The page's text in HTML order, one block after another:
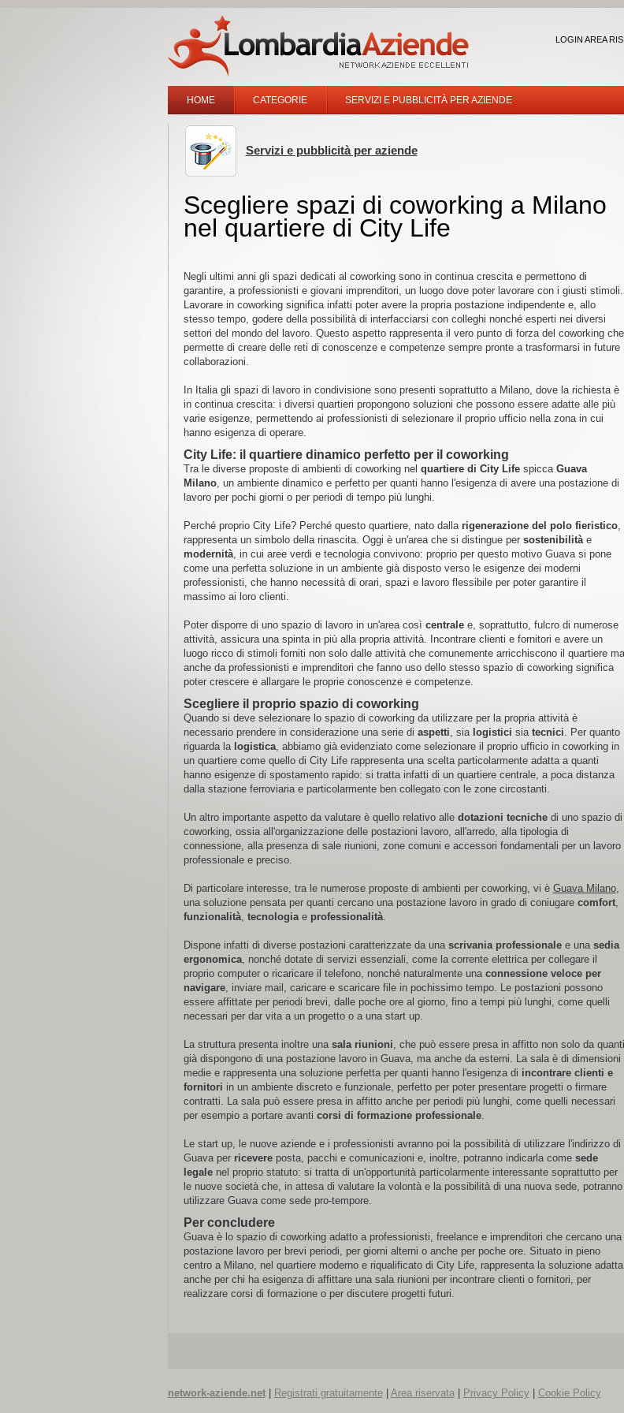
LOGIN AREA
HOME CATEGORIE SERVIZI E PUBBLICITÀ PER AZIENDE
Servizi e pubblicità per aziende
Scegliere spazi di coworking a Milano
nel quartiere di City Life
Negli ultimi anni gli spazi dedicati al coworking sono in continua crescita e permettono di
garantire, a professionisti e giovani imprenditori, un luogo dove poter lavorare con i giusti stimoli.
Lavorare in coworking significa infatti poter avere la propria postazione indipendente e, allo
stesso tempo, godere della possibilità di interfacciarsi con colleghi nonché esperti nei diversi
settori del mondo del lavoro. Questo aspetto rappresenta il vero punto di forza del coworking che
permette di creare delle reti di conoscenze e competenze sempre pronte a trasformarsi in future
collaborazioni.
In Italia gli spazi di lavoro in condivisione sono presenti soprattutto a Milano, dove la richiesta è
in continua crescita: i diversi quartieri propongono soluzioni che possono essere adatte alle più
varie esigenze, permettendo ai professionisti di selezionare il proprio ufficio nella zona in cui
hanno esigenza di operare.
City Life: il quartiere dinamico perfetto per il coworking
Tra le diverse proposte di ambienti di coworking nel quartiere di City Lifespicca Guava
Milano, un ambiente dinamico e perfetto per quanti hanno l'esigenza di avere una postazione di
lavoro per pochi giorni o per periodi di tempo più lunghi.
Perché proprio City Life? Perché questo quartiere, nato dalla rigenerazione del polo fieristico,
rappresenta un simbolo della rinascita. Oggi è un'area che si distingue per sostenibilitàe
modernità, in cui aree verdi e tecnologia convivono: proprio per questo motivo Guava si pone
come una perfetta soluzione in un ambiente già disposto verso le esigenze dei moderni
professionisti, che hanno necessità di orari, spazi e lavoro flessibile per poter garantire il
massimo ai loro clienti.
Poter disporre di uno spazio di lavoro in un'area così centralee, soprattutto, fulcro di numerose
attività, assicura una spinta in più alla propria attività. Incontrare clienti e fornitori e avere un
luogo ricco di stimoli forniti non solo dalle attività che comunemente arricchiscono il quartiere ma
anche da professionisti e imprenditori che fanno uso dello stesso spazio di coworking significa
poter crescere e allargare le proprie conoscenze e competenze.
Scegliere il proprio spazio di coworking
Quando si deve selezionare lo spazio di coworking da utilizzare per la propria attività è
necessario prendere in considerazione una serie di aspetti, sia logistici sia tecnici. Per quanto
riguarda la logistica, abbiamo già evidenziato come selezionare il proprio ufficio in coworking in
un quartiere come quello di City Life rappresenta una scelta particolarmente adatta a quanti
hanno esigenze di spostamento rapido: si tratta infatti di un quartiere centrale, a poca distanza
dalla stazione ferroviaria e particolarmente ben collegato con le zone circostanti.
Un altro importante aspetto da valutare è quello relativo alle dotazioni tecnichedi uno spazio di
coworking, ossia all'organizzazione delle postazioni lavoro, all'arredo, alla tipologia di
connessione, alla presenza di sale riunioni, zone comuni e accessori fondamentali per un lavoro
professionale e preciso.
Di particolare interesse, tra le numerose proposte di ambienti per coworking, vi è Guava Milano,
una soluzione pensata per quanti cercano una postazione lavoro in grado di coniugare comfort,
funzionalità, tecnologiae professionalità.
Dispone infatti di diverse postazioni caratterizzate da una scrivania professionalee una sedia
ergonomica, nonché dotate di servizi essenziali, come la corrente elettrica per collegare il
proprio computer o ricaricare il telefono, nonché naturalmente una connessione veloce per
navigare, inviare mail, caricare e scaricare file in pochissimo tempo. Le postazioni possono
essere affittate per periodi brevi, dalle poche ore al giorno, fino a tempi più lunghi, come quelli
necessari per dar vita a un progetto o a una start up.
La struttura presenta inoltre unasala riunioni, che può essere presa in affitto non solo da quanti
già dispongono di una postazione lavoro in Guava, ma anche da esterni. La sala è di dimensioni
medie e rappresenta una soluzione perfetta per quanti hanno l'esigenza di incontrare clienti e
fornitori in un ambiente discreto e funzionale, perfetto per poter presentare progetti o firmare
contratti. La sala può essere presa in affitto anche per periodi più lunghi, come quelli necessari
per esempio a portare avanti corsi di formazione professionale.
Le start up, le nuove aziende e i professionisti avranno poi la possibilità di utilizzare l'indirizzo di
Guava per ricevereposta, pacchi e comunicazioni e, inoltre, potranno indicarla come sede
legalenel proprio statuto: si tratta di un'opportunità particolarmente interessante soprattutto per
le nuove società che, in attesa di valutare la volontà e la possibilità di una nuova sede, potranno
utilizzare Guava come sede pro-tempore.
Per concludere
Guava è lo spazio di coworking adatto a professionisti, freelance e imprenditori che cercano una
postazione lavoro per brevi periodi, per giorni alterni o anche per poche ore. Situato in pieno
centro a Milano, nel quartiere moderno e riqualificato di City Life, rappresenta la soluzione adatta
anche per chi ha esigenza di affittare una sala riunioni per incontrare clienti o fornitori, per
realizzare corsi di formazione o per discutere progetti futuri.
network-aziende.net| Registrati gratuitamente| Area riservata| Privacy Policy Cookie Policy